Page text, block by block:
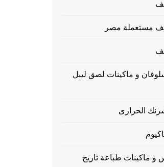
مستعملة مصر
و ماكينات لصق ليبل
الحرارى
و ماكينات طباعة تاريخ